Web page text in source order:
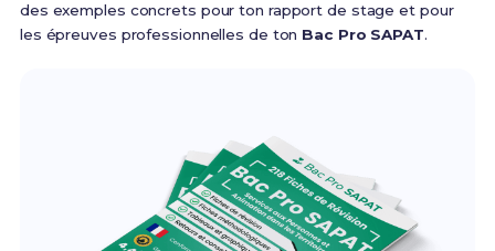
des exemples concrets pour ton rapport de stage et pour
les épreuves professionnelles de ton Bac Pro SAPAT.